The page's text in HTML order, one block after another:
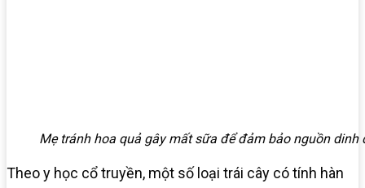
Mẹ tránh hoa quả gây mất sữa để đảm bảo nguồn dinh
Theo y học cổ truyền, một số loại trái cây có tính hàn